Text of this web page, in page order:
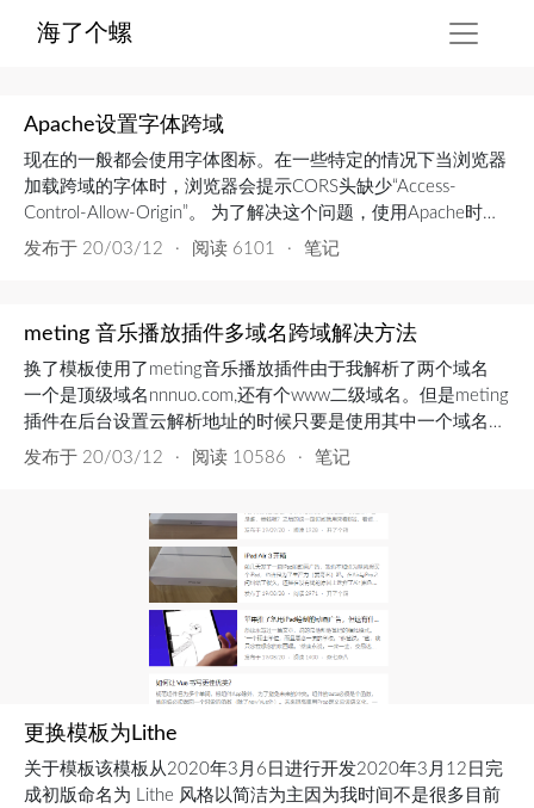
海了个螺
Apache设置字体跨域
现在的一般都会使用字体图标。在一些特定的情况下当浏览器
加载跨域的字体时，浏览器会提示CORS头缺少“Access-
Control-Allow-Origin”。 为了解决这个问题，使用Apache时，
如下解决：打开Apache的配置文件httpd.conf1.开启
发布于 20/03/12 · 阅读 6101 · 笔记
meting 音乐播放插件多域名跨域解决方法
换了模板使用了meting音乐播放插件由于我解析了两个域名
一个是顶级域名nnnuo.com,还有个www二级域名。但是meting
插件在后台设置云解析地址的时候只要是使用其中一个域名另
外一个域名访问https://www.nnnuo.com/music.html都是会出
发布于 20/03/12 · 阅读 10586 · 笔记
更换模板为Lithe
关于模板该模板从2020年3月6日进行开发2020年3月12日完
成初版命名为 Lithe 风格以简洁为主因为我时间不是很多目前